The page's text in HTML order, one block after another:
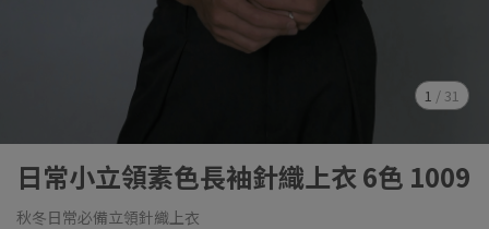
1 / 31
日常小立領素色長袖針織上衣 6色 1009
秋冬日常必備立領針織上衣